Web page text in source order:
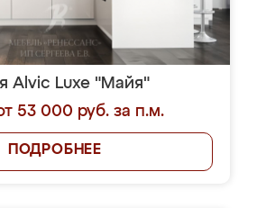
Alvic Luxe "Майя"
53 000 руб. за п.м.
ПОДРОБНЕЕ